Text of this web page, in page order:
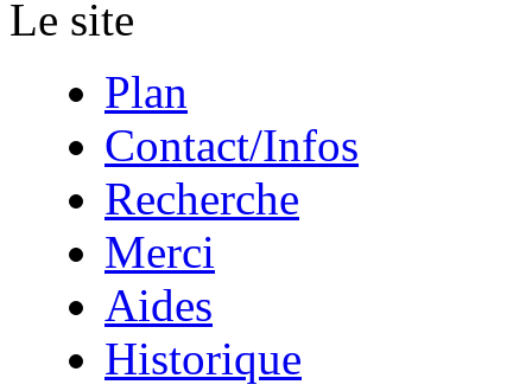
Le site
Plan
Contact/Infos
Recherche
Merci
Aides
Historique